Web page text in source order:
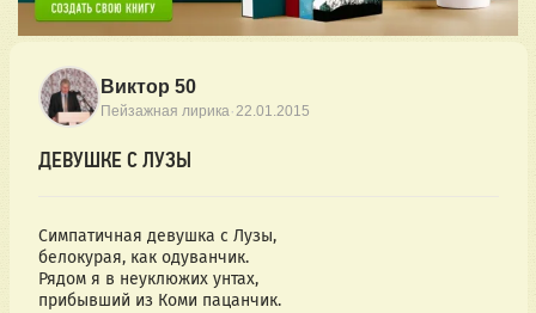
Виктор 50
Пейзажная лирика·22.01.2015
ДЕВУШКЕ С ЛУЗЫ
Симпатичная девушка с Лузы,
белокурая, как одуванчик.
Рядом я в неуклюжих унтах,
прибывший из Коми пацанчик.